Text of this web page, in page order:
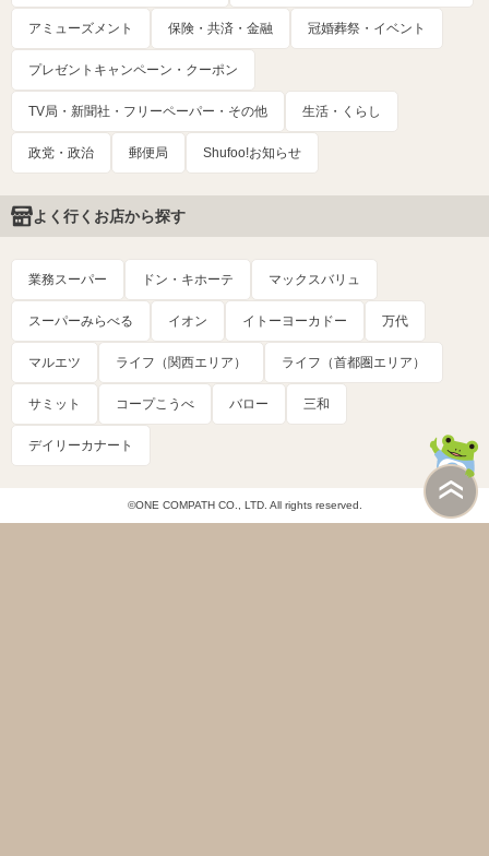
アミューズメント 保険・共済・金融 冠婚葬祭・イベント
プレゼントキャンペーン・クーポン
TV局・新聞社・フリーペーパー・その他 生活・くらし
政党・政治 郵便局 Shufoo!お知らせ
よく行くお店から探す
業務スーパー ドン・キホーテ マックスバリュ
スーパーみらべる イオン イトーヨーカドー 万代
マルエツ ライフ（関西エリア） ライフ（首都圏エリア）
サミット コープこうべ バロー 三和
デイリーカナート
©ONE COMPATH CO., LTD. All rights reserved.